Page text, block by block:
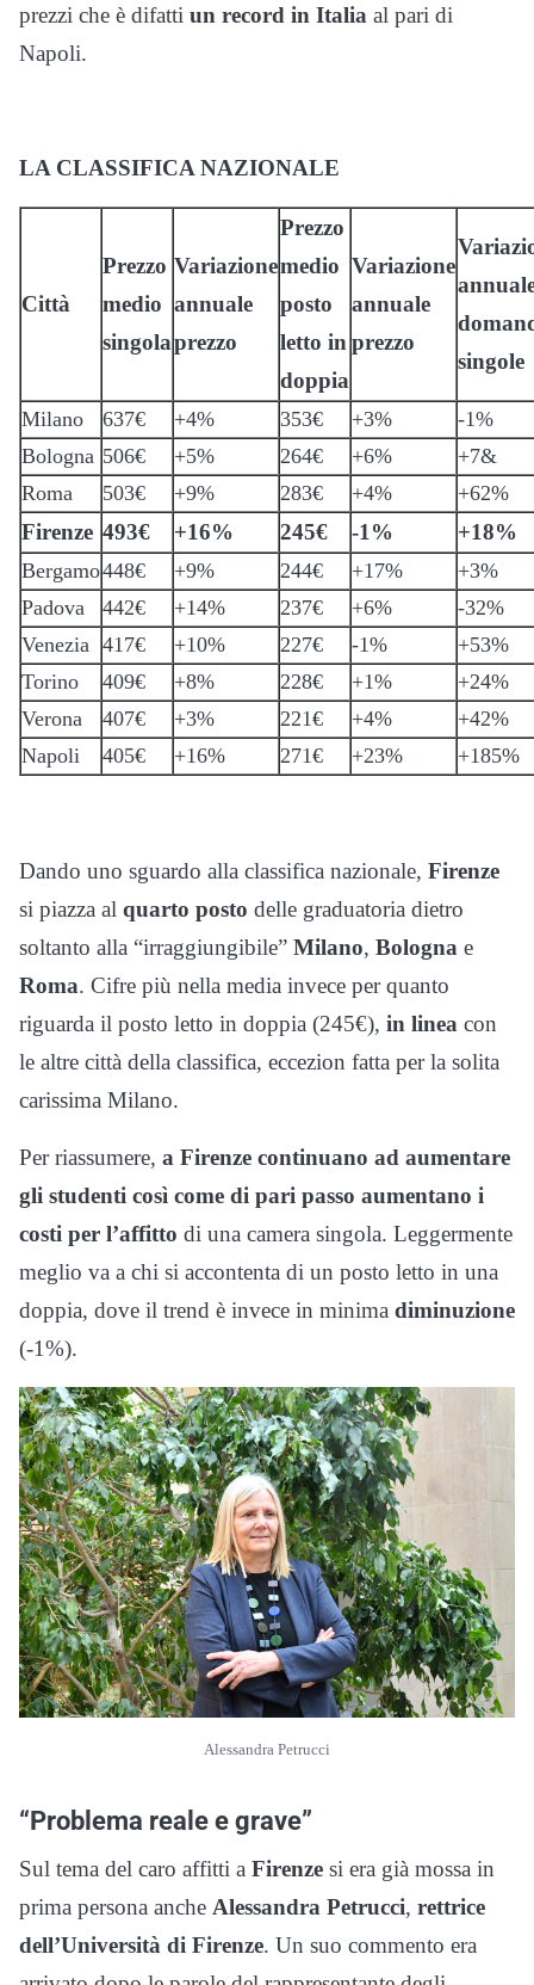
prezzi che è difatti un record in Italia al pari di
Napoli.
LA CLASSIFICA NAZIONALE
Città
Prezzo
medio
singola
Variazione
annuale
prezzo
Prezzo
medio
posto
letto in
doppia
Variazione
annuale
prezzo
singole
Milano 637€ +4% 353€ +3%
-1%
Bologna 506€ +5% 264€ +6%
+7&
Roma
503€ +9% 283€ +4% +62%
Firenze 493€ +16% 245€ -1% +18%
Bergamo448€ +9% 244€ +17%
+3%
Padova
442€ +14% 237€ +6%
-32%
Venezia 417€ +10% 227€ -1%
+53%
Torino
409€ +8% 228€ +1%
+24%
Verona
407€ +3% 221€ +4%
+42%
Napoli
405€ +16% 271€ +23% +185%
Dando uno sguardo alla classifica nazionale, Firenze
si piazza al quarto posto delle graduatoria dietro
soltanto alla “irraggiungibile” Milano, Bologna e
Roma. Cifre più nella media invece per quanto
riguarda il posto letto in doppia (245€), in linea con
le altre città della classifica, eccezion fatta per la solita
carissima Milano.
Per riassumere, a Firenze continuano ad aumentare
gli studenti così come di pari passo aumentano i
costi per l’affitto di una camera singola. Leggermente
meglio va a chi si accontenta di un posto letto in una
doppia, dove il trend è invece in minima diminuzione
(-1%).
Alessandra Petrucci
“Problema reale e grave”
Sul tema del caro affitti a Firenze si era già mossa in
prima persona anche Alessandra Petrucci, rettrice
dell’Università di Firenze. Un suo commento era